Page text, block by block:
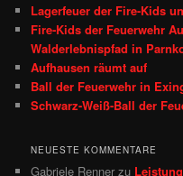
Lagerfeuer der Fire-Kids
Fire‑Kids der Feuerwehr
Walderlebnispfad in
Aufhausen räumt auf
Ball der Feuerwehr in
Schwarz-Weiß-Ball der
NEUESTE KOMMENTARE
Gabriele Renner zu